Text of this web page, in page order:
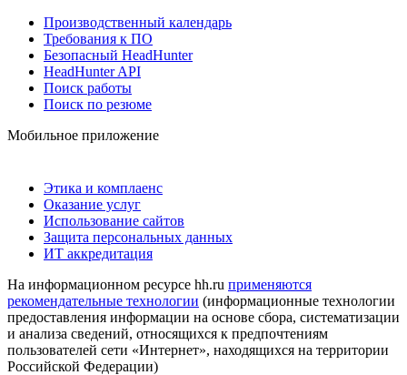
Производственный календарь
Требования к ПО
Безопасный HeadHunter
HeadHunter API
Поиск работы
Поиск по резюме
Мобильное приложение
Этика и комплаенс
Оказание услуг
Использование сайтов
Защита персональных данных
ИТ аккредитация
На информационном ресурсе hh.ru применяются
рекомендательные технологии (информационные технологии
предоставления информации на основе сбора, систематизации
и анализа сведений, относящихся к предпочтениям
пользователей сети «Интернет», находящихся на территории
Российской Федерации)